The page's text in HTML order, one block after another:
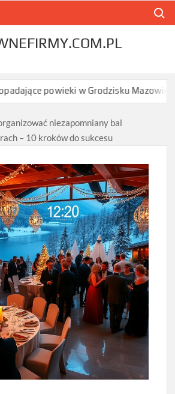
Grodzisku Mazowieckim dają
niezapomniany bal
– 10 kroków do sukcesu